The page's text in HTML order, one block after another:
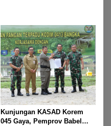
Kunjungan KASAD Korem
045 Gaya, Pemprov Babel